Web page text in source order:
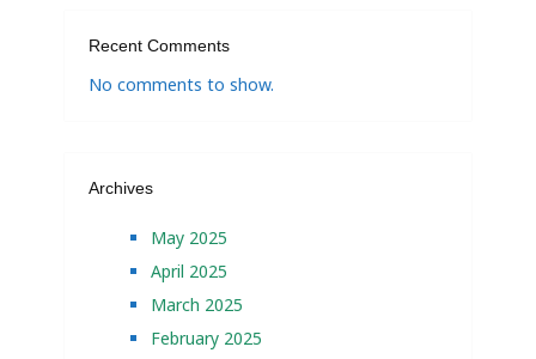
Recent Comments
No comments to show.
Archives
May 2025
April 2025
March 2025
February 2025